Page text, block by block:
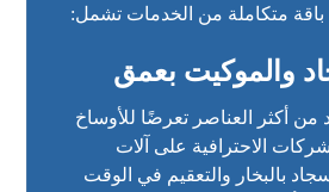
متكاملة من الخدمات تشمل:
والموكيت بعمق
من أكثر العناصر تعرضًا للأوساخ
الاحترافية على آلات
بالبخار والتعقيم في الوقت